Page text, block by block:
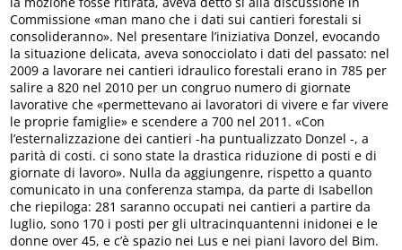
Commissione «man mano che i dati sui cantieri forestali si
consolideranno». Nel presentare l’iniziativa Donzel, evocando
la situazione delicata, aveva sonocciolato i dati del passato: nel
2009 a lavorare nei cantieri idraulico forestali erano in 785 per
salire a 820 nel 2010 per un congruo numero di giornate
lavorative che «permettevano ai lavoratori di vivere e far vivere
le proprie famiglie» e scendere a 700 nel 2011. «Con
l’esternalizzazione dei cantieri -ha puntualizzato Donzel -, a
parità di costi. ci sono state la drastica riduzione di posti e di
giornate di lavoro». Nulla da aggiungenre, rispetto a quanto
comunicato in una conferenza stampa, da parte di Isabellon
che riepiloga: 281 saranno occupati nei cantieri a partire da
luglio, sono 170 i posti per gli ultracinquantenni inidonei e le
donne over 45, e c’è spazio nei Lus e nei piani lavoro del Bim.